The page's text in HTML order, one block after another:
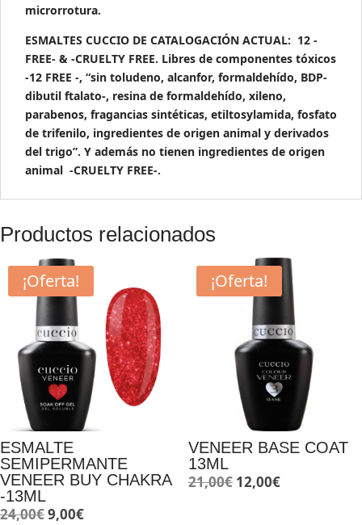
microrrotura.
ESMALTES CUCCIO DE CATALOGACIÓN ACTUAL: 12 -
FREE- & -CRUELTY FREE. Libres de componentes tóxicos
-12 FREE -, “sin toludeno, alcanfor, formaldehído, BDP-
dibutil ftalato-, resina de formaldehído, xileno,
parabenos, fragancias sintéticas, etiltosylamida, fosfato
de trifenilo, ingredientes de origen animal y derivados
del trigo”. Y además no tienen ingredientes de origen
animal -CRUELTY FREE-.
Productos relacionados
¡Oferta!
ESMALTE
SEMIPERMANTE
VENEER BUY CHAKRA
-13ML
24,00€El
9,00€El
¡Oferta!
VENEER BASE COAT
13ML
21,00€ El
12,00€El